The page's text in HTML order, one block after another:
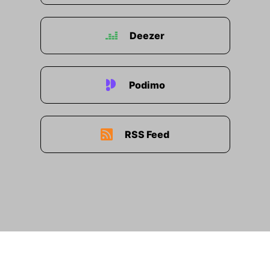
00:00:48: Wie entwickelt sich Luxus Marketing?
00:00:50: Welche Rolle spielt zum Beispiel
00:00:51: Weil ich ganz überrascht die Plattform
Substacks fand der Valentin spannend Und
natürlich ganz viel Leidenschaft für eine
Familienfirma.
Deezer
Podimo
RSS Feed